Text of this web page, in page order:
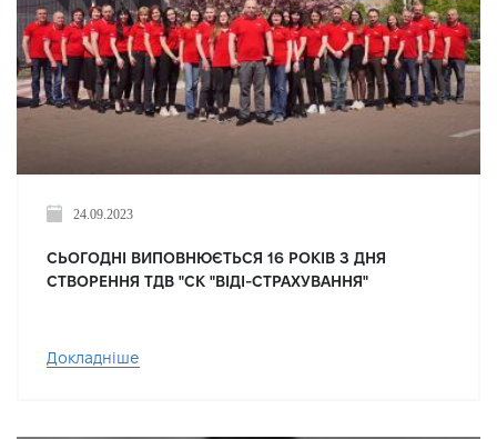
24.09.2023
СЬОГОДНІ ВИПОВНЮЄТЬСЯ 16 РОКІВ З ДНЯ
СТВОРЕННЯ ТДВ "СК "ВІДІ-СТРАХУВАННЯ"
Докладніше